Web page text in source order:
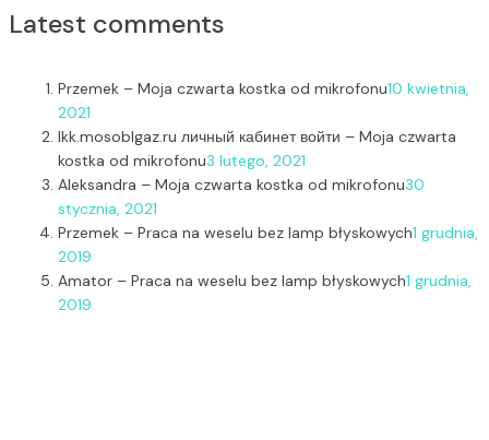
Latest comments
Przemek – Moja czwarta kostka od mikrofonu10 kwietnia,
2021
lkk.mosoblgaz.ru личный кабинет войти – Moja czwarta
kostka od mikrofonu3 lutego, 2021
Aleksandra – Moja czwarta kostka od mikrofonu30
stycznia, 2021
Przemek – Praca na weselu bez lamp błyskowych1 grudnia,
2019
Amator – Praca na weselu bez lamp błyskowych1 grudnia,
2019